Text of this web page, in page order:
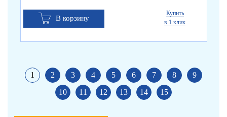
В корзину
Купить
в 1 клик
1 2 3 4 5 6 7 8
9
10
11 12 13 14 15